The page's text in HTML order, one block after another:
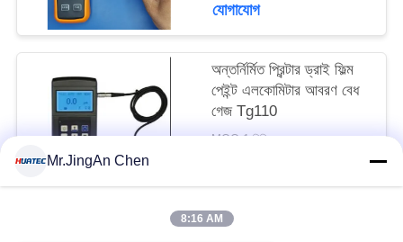
যোগাযোগ
অন্তর্নির্মিত প্রিন্টার ড্রাই ফিল্ম
পেইন্ট এলকোমিটার আবরণ বেধ
গেজ Tg110
MOQ:1 পিসি
Mr.JingAn Chen
8:16 AM